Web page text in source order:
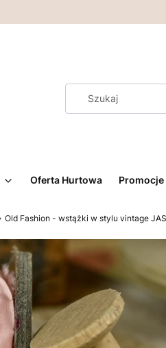
Oferta Hurtowa Promocje
Old Fashion - wstążki w stylu vintage